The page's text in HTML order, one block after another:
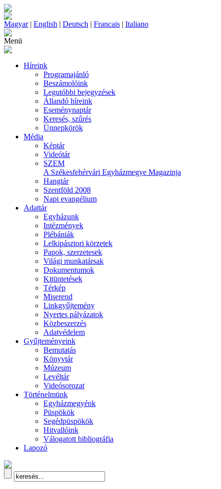
Magyar| English | Deutsch | Francais | Italiano
Menü
Híreink
Programajánló
Beszámolóink
Legutóbbi bejegyzések
Állandó híreink
Eseménynaptár
Keresés, szűrés
Ünnepkörök
Média
Képtár
Videótár
SZEM
A Székesfehérvári Egyházmegye Magazinja
Hangtár
Szentföld 2008
Napi evangélium
Adattár
Egyházunk
Intézmények
Plébániák
Lelkipásztori körzetek
Papok, szerzetesek
Világi munkatársak
Dokumentumok
Kitüntetések
Térkép
Miserend
Linkgyűjtemény
Nyertes pályázatok
Közbeszerzés
Adatvédelem
Gyűjteményeink
Bemutatás
Könyvtár
Múzeum
Levéltár
Videósorozat
Történelmünk
Egyházmegyénk
Püspökök
Segédpüspökök
Hitvallóink
Válogatott bibliográfia
Lapozó